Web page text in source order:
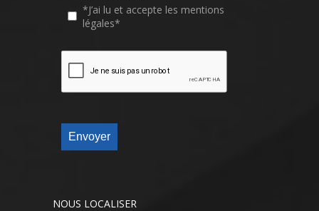
*J’ai lu et accepte les mentions
légales*
Envoyer
NOUS LOCALISER